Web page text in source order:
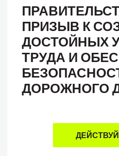
ПРИЗЫВ К
ДОСТОЙНЫХ
ТРУДА И
ДОРОЖНОГО